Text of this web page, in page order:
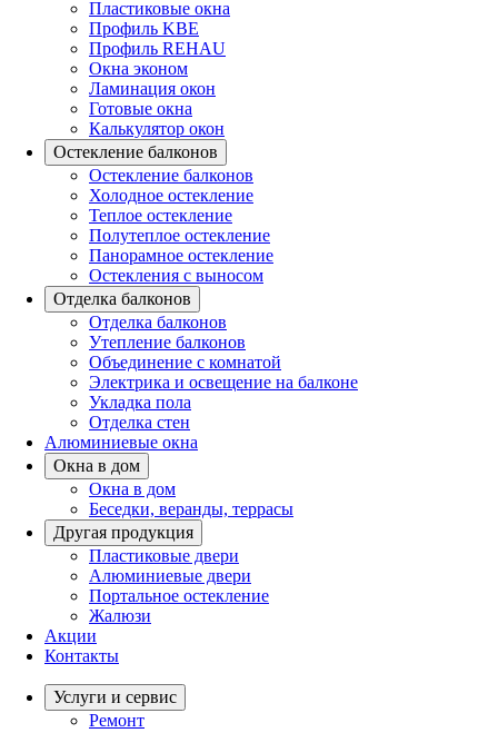
Пластиковые окна
Профиль KBE
Профиль REHAU
Окна эконом
Ламинация окон
Готовые окна
Калькулятор окон
Остекление балконов
Остекление балконов
Холодное остекление
Теплое остекление
Полутеплое остекление
Панорамное остекление
Остекления с выносом
Отделка балконов
Отделка балконов
Утепление балконов
Объединение с комнатой
Электрика и освещение на балконе
Укладка пола
Отделка стен
Алюминиевые окна
Окна в дом
Окна в дом
Беседки, веранды, террасы
Другая продукция
Пластиковые двери
Алюминиевые двери
Портальное остекление
Жалюзи
Акции
Контакты
Услуги и сервис
Ремонт